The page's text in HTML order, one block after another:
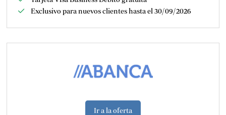
Exclusivo para nuevos clientes hasta el 30/09/2026
Ir a la oferta